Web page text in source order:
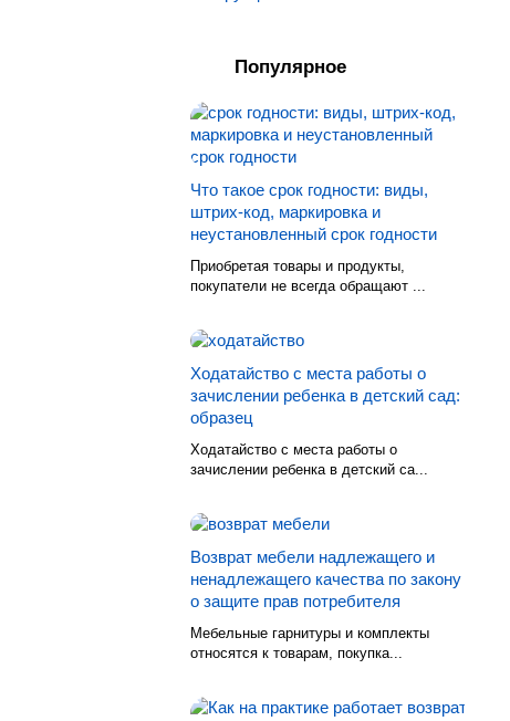
Популярное
Что такое срок годности: виды,
штрих-код, маркировка и
неустановленный срок годности
Приобретая товары и продукты,
покупатели не всегда обращают ...
Ходатайство с места работы о
зачислении ребенка в детский сад:
образец
Ходатайство с места работы о
зачислении ребенка в детский са...
Возврат мебели надлежащего и
ненадлежащего качества по закону
о защите прав потребителя
Мебельные гарнитуры и комплекты
относятся к товарам, покупка...